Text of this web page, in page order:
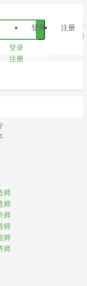
登录
注册
登录 注册
师
师
师
师
师
师
登录
注册